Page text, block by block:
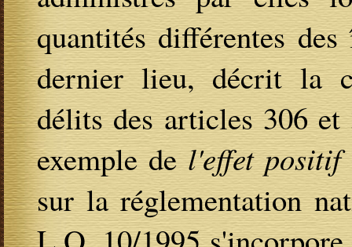
quantités différentes des
dernier lieu, décrit la
délits des articles 306
exemple del'effet positif
sur la réglementation